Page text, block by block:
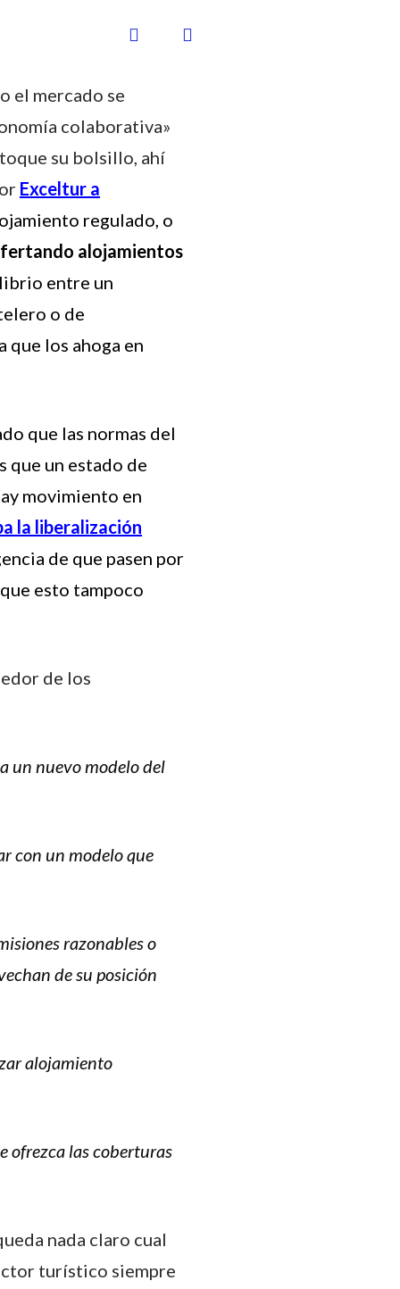
el mercado se
colaborativa»
su bolsillo, ahí
Exceltur a
regulado, o
alojamientos
entre un
o de
que los ahoga en
que las normas del
que un estado de
movimiento en
la liberalización
de que pasen por
esto tampoco
de los
un nuevo modelo del
con un modelo que
razonables o
de su posición
alojamiento
ofrezca las coberturas
nada claro cual
turístico siempre